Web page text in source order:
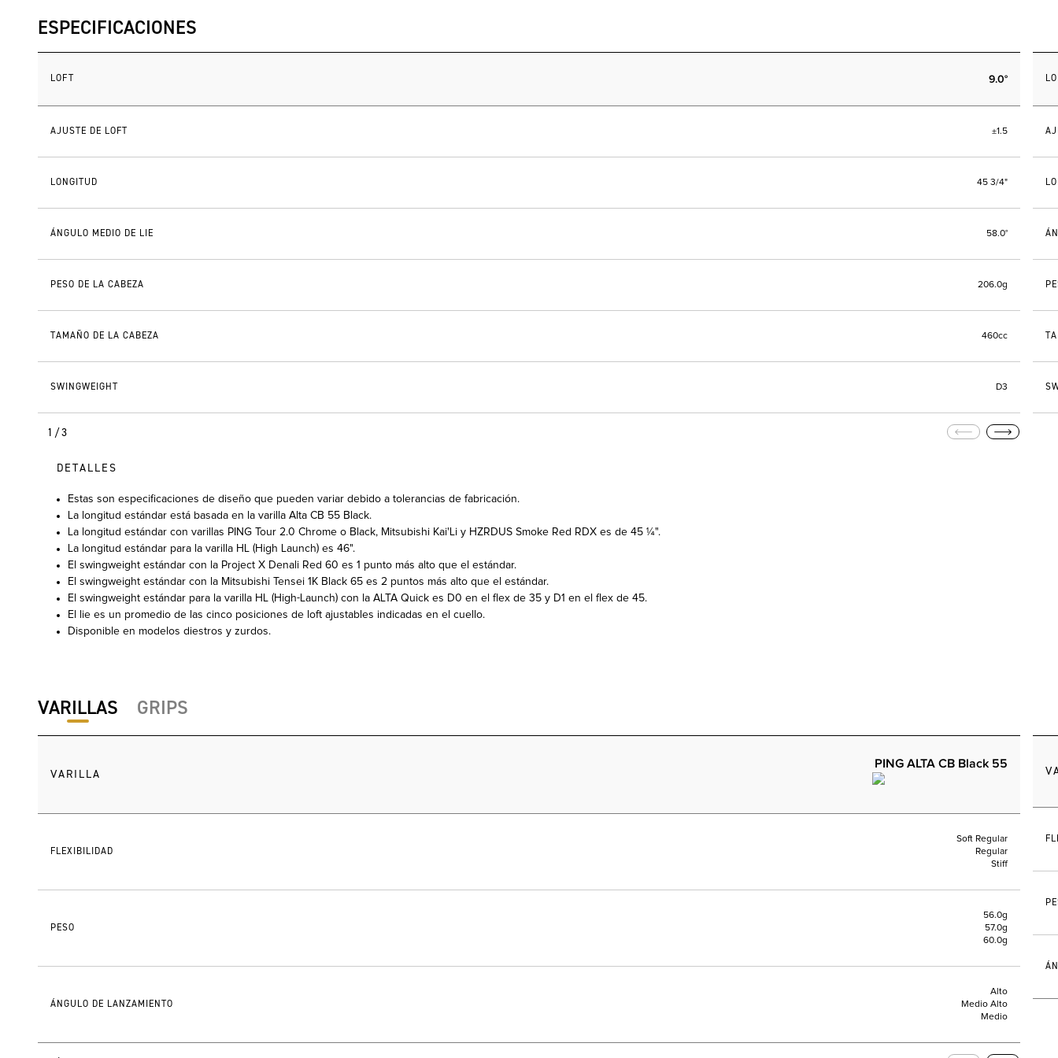
ESPECIFICACIONES
LOFT 9.0°
AJUSTE DE LOFT ±1.5
LONGITUD 45 3/4"
ÁNGULO MEDIO DE LIE 58.0°
PESO DE LA CABEZA 206.0g
TAMAÑO DE LA CABEZA 460cc
SWINGWEIGHT D3
1/3
DETALLES
Estas son especificaciones de diseño que pueden variar debido a tolerancias de fabricación.
La longitud estándar está basada en la varilla Alta CB 55 Black.
La longitud estándar con varillas PING Tour 2.0 Chrome o Black, Mitsubishi Kai'Li y HZRDUS Smoke Red RDX es de 45 ¼".
La longitud estándar para la varilla HL (High Launch) es 46".
El swingweight estándar con la Project X Denali Red 60 es 1 punto más alto que el estándar.
El swingweight estándar con la Mitsubishi Tensei 1K Black 65 es 2 puntos más alto que el estándar.
El swingweight estándar para la varilla HL (High-Launch) con la ALTA Quick es D0 en el flex de 35 y D1 en el flex de 45.
El lie es un promedio de las cinco posiciones de loft ajustables indicadas en el cuello.
Disponible en modelos diestros y zurdos.
VARILLAS GRIPS
VARILLA
PING ALTA CB Black 55
FLEXIBILIDAD
Soft Regular
Regular
Stiff
PESO
56.0g
57.0g
60.0g
ÁNGULO DE LANZAMIENTO
Alto
Medio Alto
Medio